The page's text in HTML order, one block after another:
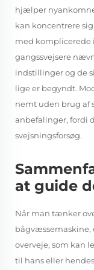
hjælper
kan koncentrere
med komplicerede
gangssvejsere
indstillinger og de
lige er begyndt.
nemt uden brug af
anbefalinger, fordi
svejsningsforsøg.
at guide
Når man tænker
overveje, som kan
til hans eller